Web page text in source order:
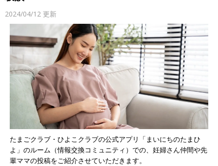
2024/04/12 更新
たまごクラブ・ひよこクラブの公式アプリ「まいにちのたまひ
よ」のルーム（情報交換コミュニティ）での、妊婦さん仲間や先
輩ママの投稿をご紹介させていただきます。